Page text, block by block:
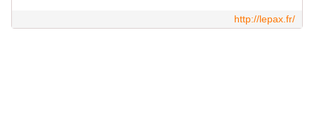
http://lepax.fr/